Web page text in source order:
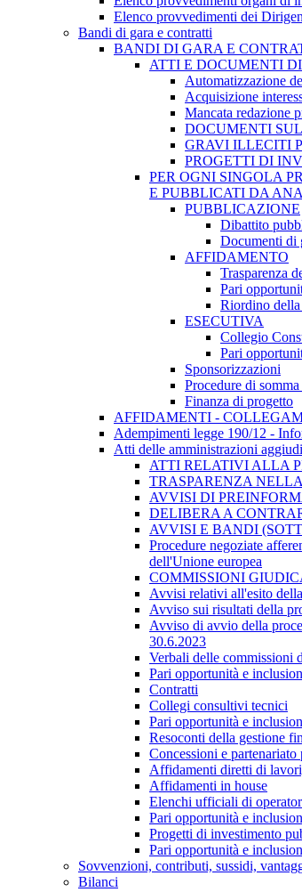
Elenco provvedimenti dei
Bandi di gara e contratti
BANDI DI GARA E
ATTI E DOCUMENTI
Automatizzazione
Acquisizione
Mancata redazione
DOCUMENTI
GRAVI ILLECITI
PROGETTI DI
PER OGNI SINGOLA
E PUBBLICATI DA
PUBBLICAZIONE
Dibattito
Documenti di
AFFIDAMENTO
Trasparenza
Pari
Riordino
ESECUTIVA
Collegio
Pari
Sponsorizzazioni
Procedure di
Finanza di progetto
AFFIDAMENTI -
Adempimenti legge 190/12 -
Atti delle amministrazioni
ATTI RELATIVI ALLA
TRASPARENZA
AVVISI DI
DELIBERA A
AVVISI E BANDI
Procedure negoziate
dell'Unione europea
COMMISSIONI
Avvisi relativi all'esito
Avviso sui risultati della
Avviso di avvio della
30.6.2023
Verbali delle commissioni
Pari opportunità e
Contratti
Collegi consultivi tecnici
Pari opportunità e
Resoconti della gestione
Concessioni e
Affidamenti diretti di
Affidamenti in house
Elenchi ufficiali di
Pari opportunità e
Progetti di investimento
Pari opportunità e
Sovvenzioni, contributi, sussidi,
Bilanci